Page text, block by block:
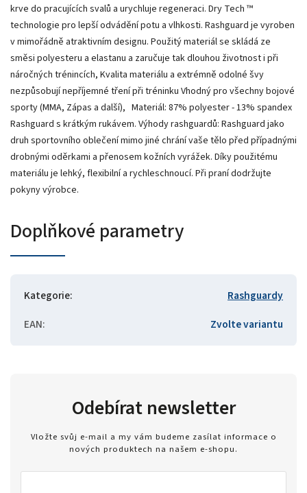
krve do pracujících svalů a urychluje regeneraci. Dry Tech ™
technologie pro lepší odvádění potu a vlhkosti. Rashguard je vyroben
v mimořádně atraktivním designu. Použitý materiál se skládá ze
směsi polyesteru a elastanu a zaručuje tak dlouhou životnost i při
náročných trénincích, Kvalita materiálu a extrémně odolné švy
nezpůsobují nepříjemné tření při tréninku Vhodný pro všechny bojové
sporty (MMA, Zápas a další), Materiál: 87% polyester - 13% spandex
Rashguard s krátkým rukávem. Výhody rashguardů: Rashguard jako
druh sportovního oblečení mimo jiné chrání vaše tělo před případnými
drobnými oděrkami a přenosem kožních vyrážek. Díky použitému
materiálu je lehký, flexibilní a rychleschnoucí. Při praní dodržujte
pokyny výrobce.
Doplňkové parametry
Kategorie:
Rashguardy
EAN: Zvolte variantu
Odebírat newsletter
Vložte svůj e-mail a my vám budeme zasílat informace o
nových produktech na našem e-shopu.